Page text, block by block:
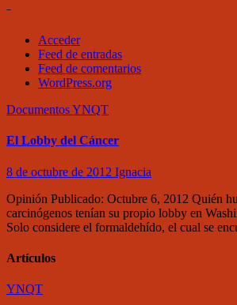
–
Acceder
Feed de entradas
Feed de comentarios
WordPress.org
DocumentosYNQT
El Lobby del Cáncer
8 de octubre de 2012 Ignacia
Opinión Publicado: Octubre 6, 2012 Quién
carcinógenos tenían su propio lobby en
Solo considere el formaldehído, el cual se
Artículos
YNQT